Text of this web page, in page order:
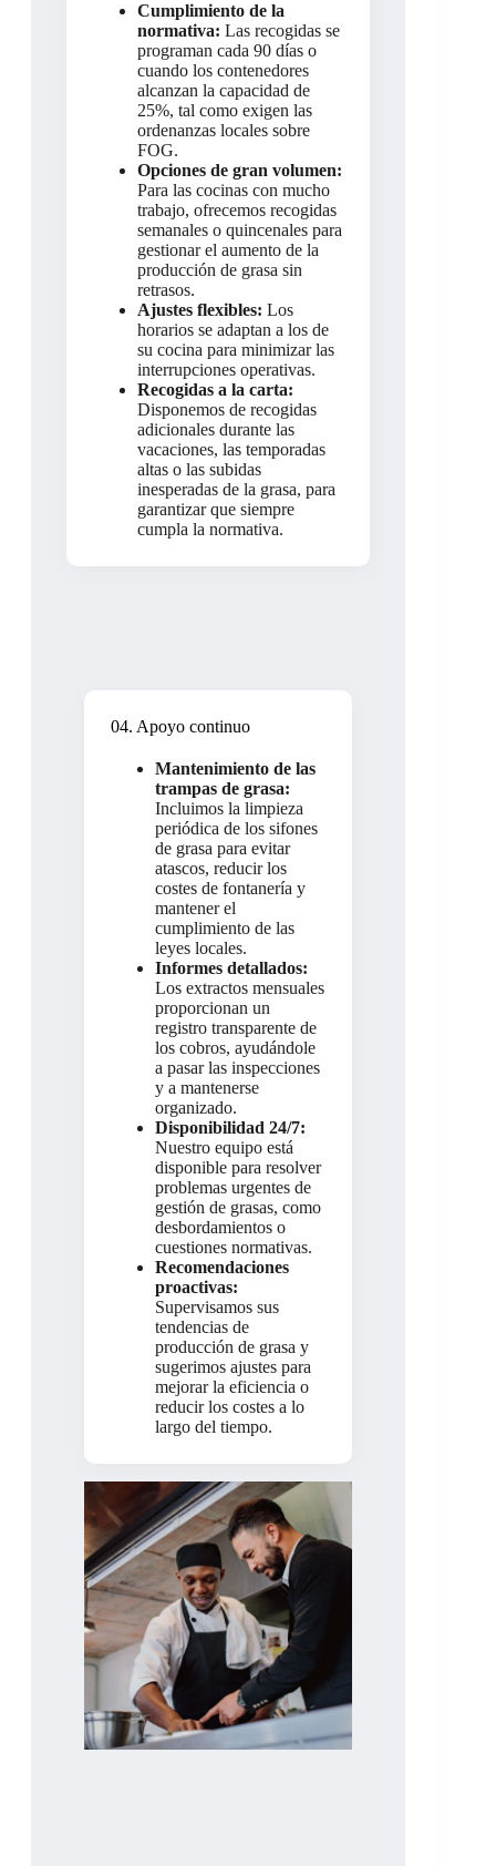
Cumplimiento de la
normativa: Las recogidas se
programan cada 90 días o
cuando los contenedores
alcanzan la capacidad de
25%, tal como exigen las
ordenanzas locales sobre
FOG.
Opciones de gran volumen:
Para las cocinas con mucho
trabajo, ofrecemos recogidas
semanales o quincenales para
gestionar el aumento de la
producción de grasa sin
retrasos.
Ajustes flexibles: Los
horarios se adaptan a los de
su cocina para minimizar las
interrupciones operativas.
Recogidas a la carta:
Disponemos de recogidas
adicionales durante las
vacaciones, las temporadas
altas o las subidas
inesperadas de la grasa, para
garantizar que siempre
cumpla la normativa.
04. Apoyo continuo
Mantenimiento de las
trampas de grasa:
Incluimos la limpieza
periódica de los sifones
de grasa para evitar
atascos, reducir los
costes de fontanería y
mantener el
cumplimiento de las
leyes locales.
Informes detallados:
Los extractos mensuales
proporcionan un
registro transparente de
los cobros, ayudándole
a pasar las inspecciones
y a mantenerse
organizado.
Disponibilidad 24/7:
Nuestro equipo está
disponible para resolver
problemas urgentes de
gestión de grasas, como
desbordamientos o
cuestiones normativas.
Recomendaciones
proactivas:
Supervisamos sus
tendencias de
producción de grasa y
sugerimos ajustes para
mejorar la eficiencia o
reducir los costes a lo
largo del tiempo.